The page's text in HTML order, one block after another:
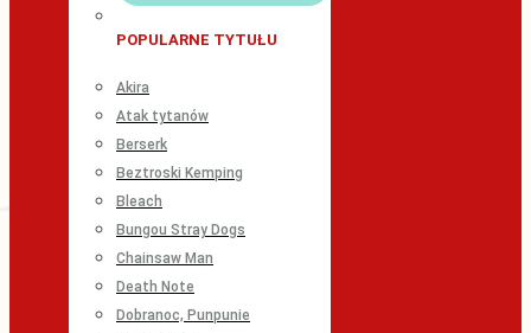
POPULARNE TYTUŁU
Akira
Atak tytanów
Berserk
Beztroski Kemping
Bleach
Bungou Stray Dogs
Chainsaw Man
Death Note
Dobranoc, Punpunie